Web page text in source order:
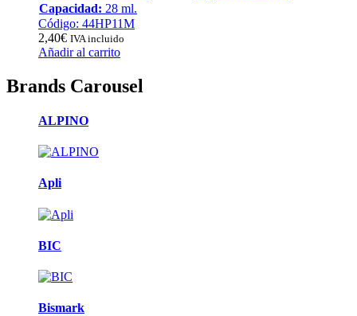
Capacidad: 28 ml.
Código: 44HP11M
2,40€ IVA incluido
Añadir al carrito
Brands Carousel
ALPINO
Apli
BIC
Bismark